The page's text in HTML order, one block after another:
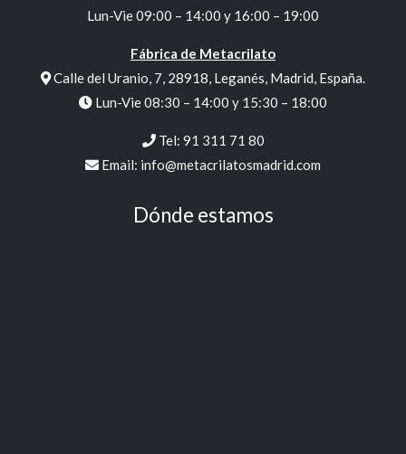
Lun-Vie 09:00 – 14:00 y 16:00 – 19:00
Fábrica de Metacrilato
Calle del Uranio, 7, 28918, Leganés, Madrid, España.
Lun-Vie 08:30 – 14:00 y 15:30 – 18:00
Tel: 91 311 71 80
Email: info@metacrilatosmadrid.com
Dónde estamos